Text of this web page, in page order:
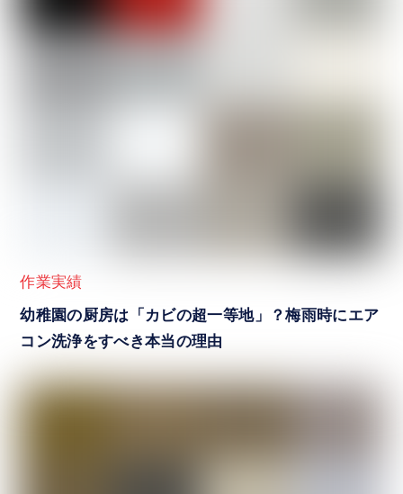
作業実績
幼稚園の厨房は「カビの超一等地」？梅雨時にエア
コン洗浄をすべき本当の理由